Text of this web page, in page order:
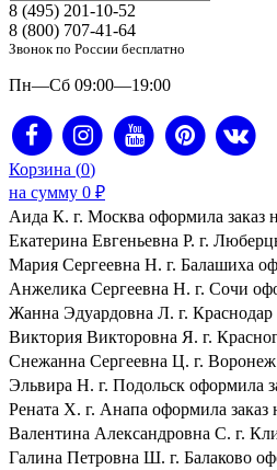
8 (495) 201-10-52
8 (800) 707-41-64
Звонок по России бесплатно
Пн—Сб 09:00—19:00
Корзина (0)
на сумму 0 ₽
Аида К. г. Москва оформила заказ
Екатерина Евгеньевна Р. г.
Мария Сергеевна H. г. Балашиха
Анжелика Сергеевна Н. г. Сочи
Жанна Эдуардовна Л. г. Краснодар
Виктория Викторовна Я. г.
Снежанна Сергеевна Ц. г. Воронеж
Эльвира Н. г. Подольск оформила
Рената Х. г. Анапа оформила
Валентина Александровна С. г.
Галина Петровна Ш. г. Балаково